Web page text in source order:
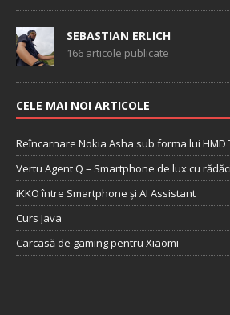
SEBASTIAN ERLICH
166 articole publicate
CELE MAI NOI ARTICOLE
Reîncarnare Nokia Asha sub forma lui HMD
Vertu Agent Q – Smartphone de lux cu
iKKO între Smartphone și AI Assistant
Curs Java
Carcasă de gaming pentru Xiaomi